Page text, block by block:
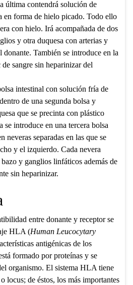
última contendrá solución de
en forma de hielo picado. Todo ello
con hielo. Irá acompañada de dos
y otra duquesa con arterias y
donante. También se introduce en la
sangre sin heparinizar del
intestinal con solución fría de
de una segunda bolsa y
que se precinta con plástico
se introduce en una tercera bolsa
neveras separadas en las que se
y el izquierdo. Cada nevera
y ganglios linfáticos además de
sin heparinizar.
entre donante y receptor se
HLA (Human Leucocytary
antigénicas de los
formado por proteínas y se
organismo. El sistema HLA tiene
locus; de éstos, los más importantes